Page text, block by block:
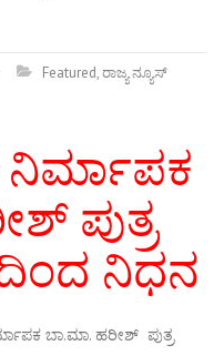
Featured,ರಾಜ್ಯ ನ್ಯೂಸ್
ನಿರ್ಮಾಪಕ
ಪುತ್ರ
ನಿಧನ
ಬಾ.ಮಾ. ಹರೀಶ್ ಪುತ್ರ